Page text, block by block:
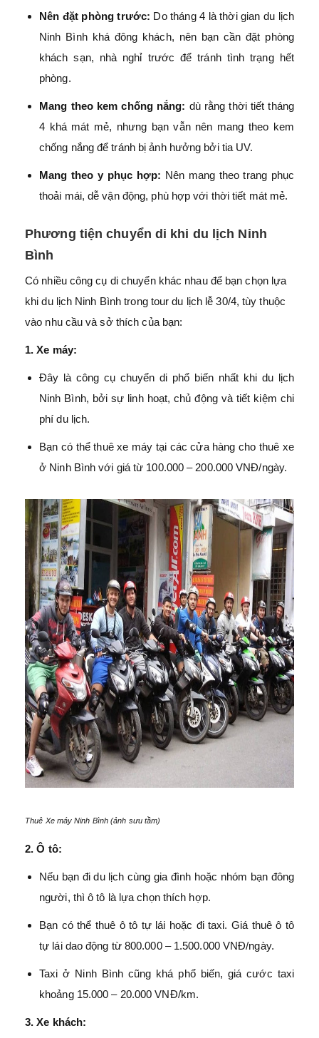
Nên đặt phòng trước: Do tháng 4 là thời gian du lịch
Ninh Bình khá đông khách, nên bạn cần đặt phòng
khách sạn, nhà nghỉ trước để tránh tình trạng hết
phòng.
Mang theo kem chống nắng: dù rằng thời tiết tháng
4 khá mát mẻ, nhưng bạn vẫn nên mang theo kem
chống nắng để tránh bị ảnh hưởng bởi tia UV.
Mang theo y phục hợp: Nên mang theo trang phục
thoải mái, dễ vận động, phù hợp với thời tiết mát mẻ.
Phương tiện chuyển di khi du lịch Ninh
Bình
Có nhiều công cụ di chuyển khác nhau để bạn chọn lựa
khi du lịch Ninh Bình trong tour du lịch lễ 30/4, tùy thuộc
vào nhu cầu và sở thích của bạn:
1. Xe máy:
Đây là công cụ chuyển di phổ biến nhất khi du lịch
Ninh Bình, bởi sự linh hoạt, chủ động và tiết kiệm chi
phí du lịch.
Bạn có thể thuê xe máy tại các cửa hàng cho thuê xe
ở Ninh Bình với giá từ 100.000 – 200.000 VNĐ/ngày.
Thuê Xe máy Ninh Bình (ảnh sưu tầm)
2. Ô tô:
Nếu bạn đi du lịch cùng gia đình hoặc nhóm bạn đông
người, thì ô tô là lựa chọn thích hợp.
Bạn có thể thuê ô tô tự lái hoặc đi taxi. Giá thuê ô tô
tự lái dao động từ 800.000 – 1.500.000 VNĐ/ngày.
Taxi ở Ninh Bình cũng khá phổ biến, giá cước taxi
khoảng 15.000 – 20.000 VNĐ/km.
3. Xe khách: